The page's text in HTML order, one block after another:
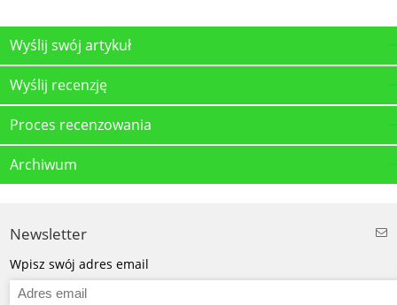
Wyślij swój artykuł
Wyślij recenzję
Proces recenzowania
Archiwum
Newsletter
Wpisz swój adres email